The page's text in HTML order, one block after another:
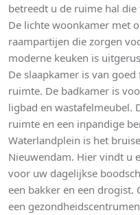
betreedt u de ruime hal
De lichte woonkamer met
raampartijen die zorgen
moderne keuken is
De slaapkamer is van
ruimte. De badkamer is
ligbad en wastafelmeubel.
ruimte en een inpandige
Waterlandplein is het
Nieuwendam. Hier vindt u
voor uw dagelijkse
een bakker en een drogist.
een